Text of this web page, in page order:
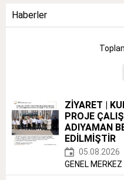
Haberler
ZİYARET |
PROJE
ADIYAMAN
EDİLMİŞTİR
05.08.2026
GENEL MERKEZ